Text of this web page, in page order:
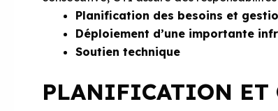
Planification des besoins et
Déploiement d’une importante
Soutien technique
PLANIFICATION ET